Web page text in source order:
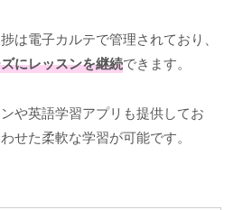
は電子カルテで管理されており、
にレッスンを継続できます。
や英語学習アプリも提供してお
せた柔軟な学習が可能です。